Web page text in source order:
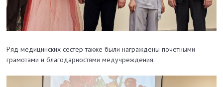
Ряд медицинских сестер также были награждены почетными
грамотами и благодарностями медучреждения.